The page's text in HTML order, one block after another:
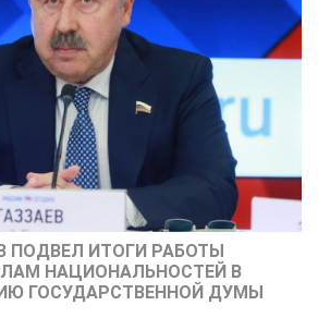
ПОДВЕЛ ИТОГИ РАБОТЫ
НАЦИОНАЛЬНОСТЕЙ В
ГОСУДАРСТВЕННОЙ ДУМЫ